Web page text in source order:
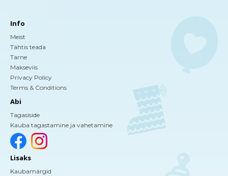
Info
Meist
Tähtis teada
Tarne
Makseviis
Privacy Policy
Terms & Conditions
Abi
Tagasiside
Kauba tagastamine ja vahetamine
Lisaks
Kaubamärgid